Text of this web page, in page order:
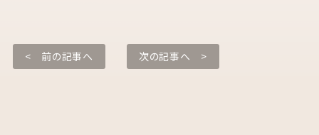
< 前の記事へ 次の記事へ >